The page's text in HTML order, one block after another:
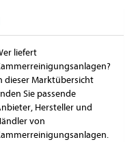
liefert
dieser Marktübersicht
Sie passende
Hersteller und
von